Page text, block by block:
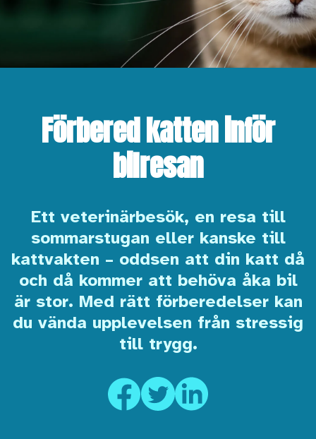
Förbered katten inför
bilresan
Ett veterinärbesök, en resa till
sommarstugan eller kanske till
kattvakten – oddsen att din katt då
och då kommer att behöva åka bil
är stor. Med rätt förberedelser kan
du vända upplevelsen från stressig
till trygg.